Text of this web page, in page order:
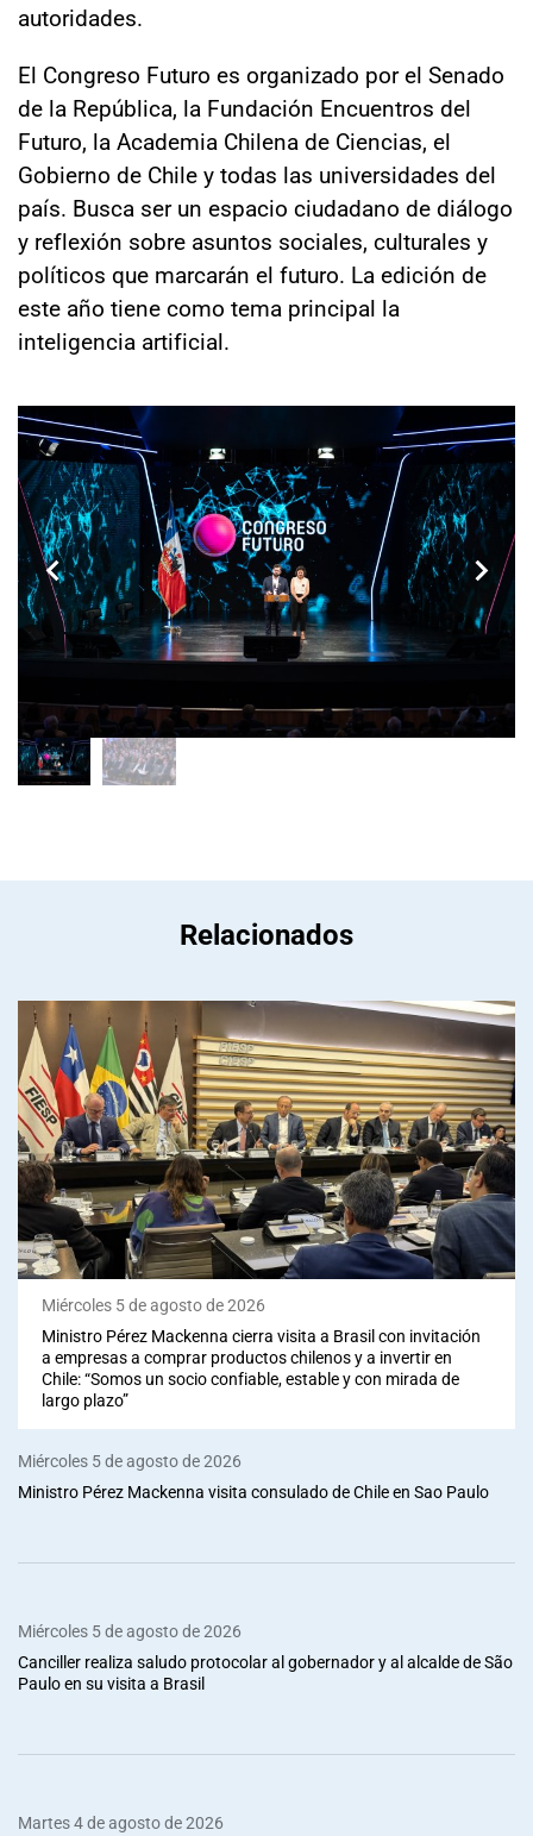
autoridades.
El Congreso Futuro es organizado por el Senado
de la República, la Fundación Encuentros del
Futuro, la Academia Chilena de Ciencias, el
Gobierno de Chile y todas las universidades del
país. Busca ser un espacio ciudadano de diálogo
y reflexión sobre asuntos sociales, culturales y
políticos que marcarán el futuro. La edición de
este año tiene como tema principal la
inteligencia artificial.
Relacionados
Miércoles 5 de agosto de 2026
Ministro Pérez Mackenna cierra visita a Brasil con invitación
a empresas a comprar productos chilenos y a invertir en
Chile: “Somos un socio confiable, estable y con mirada de
largo plazo”
Miércoles 5 de agosto de 2026
Ministro Pérez Mackenna visita consulado de Chile en Sao Paulo
Miércoles 5 de agosto de 2026
Canciller realiza saludo protocolar al gobernador y al alcalde de São
Paulo en su visita a Brasil
Martes 4 de agosto de 2026